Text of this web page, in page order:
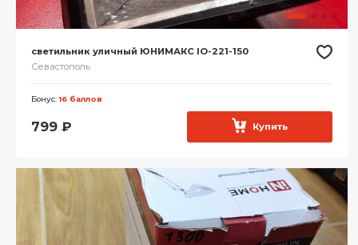
светильник уличный ЮНИМАКС IO-221-150
Севастополь
Бонус:16 баллов
799 ₽ Купить